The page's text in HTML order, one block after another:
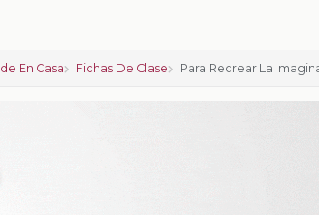
En Casa Fichas De Clase Para Recrear La